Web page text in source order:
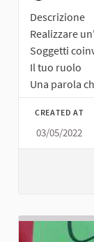
Descrizione
Realizzare
Soggetti
Il tuo ruolo
Una parola
CREATED AT
03/05/2022